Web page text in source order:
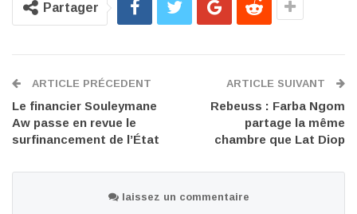
Partager
ARTICLE PRÉCEDENT
Le financier Souleymane
Aw passe en revue le
surfinancement de l’État
ARTICLE SUIVANT
Rebeuss : Farba Ngom
partage la même
chambre que Lat Diop
laissez un commentaire